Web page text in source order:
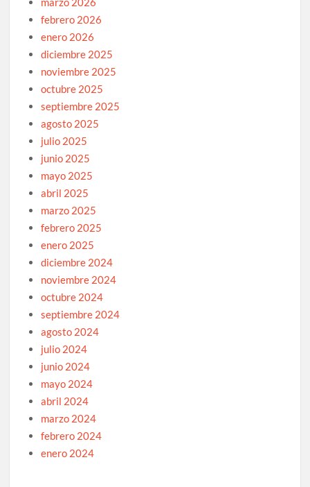
febrero 2026
enero 2026
diciembre 2025
noviembre 2025
octubre 2025
septiembre 2025
agosto 2025
julio 2025
junio 2025
mayo 2025
abril 2025
marzo 2025
febrero 2025
enero 2025
diciembre 2024
noviembre 2024
octubre 2024
septiembre 2024
agosto 2024
julio 2024
junio 2024
mayo 2024
abril 2024
marzo 2024
febrero 2024
enero 2024